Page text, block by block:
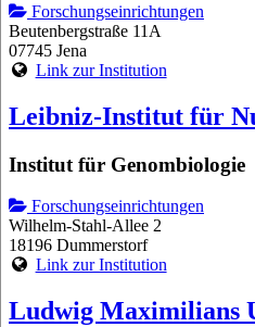
Forschungseinrichtungen
Beutenbergstraße 11A
07745 Jena
Link zur Institution
Leibniz-Institut für
Institut für Genombiologie
Forschungseinrichtungen
Wilhelm-Stahl-Allee 2
18196 Dummerstorf
Link zur Institution
Ludwig Maximilians